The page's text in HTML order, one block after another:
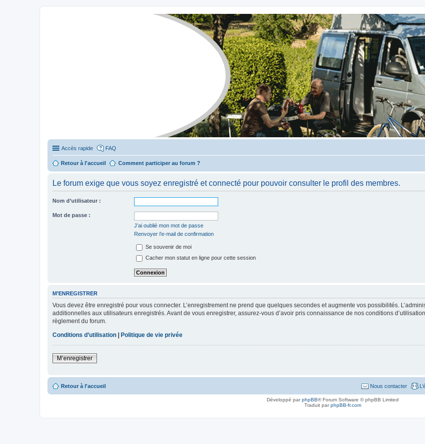
Stylevan - Vans aménagés
Accès rapide FAQ
Retour à l'accueil Comment participer au forum ?
Le forum exige que vous soyez enregistré et connecté pour pouvoir consulter le profil des membres.
Nom d’utilisateur :
Mot de passe :
J’ai oublié mon mot de passe
Renvoyer l’e-mail de confirmation
Se souvenir de moi
Cacher mon statut en ligne pour cette session
M’ENREGISTRER
Vous devez être enregistré pour vous connecter. L’enregistrement ne prend que quelques secondes et augmente vos possibilités.
additionnelles aux utilisateurs enregistrés. Avant de vous enregistrer, assurez-vous d’avoir pris connaissance de nos conditions
règlement du forum.
Conditions d’utilisation | Politique de vie privée
M’enregistrer
Retour à l'accueil Nous contacter
Développé parphpBB® Forum Software © phpBB Limited
Traduit parphpBB-fr.com